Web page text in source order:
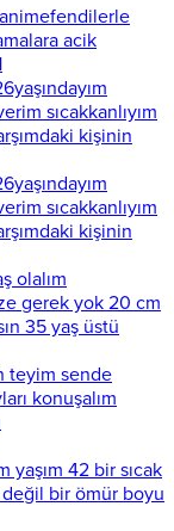
acik
sıcakkanlıyım
kişinin
sıcakkanlıyım
kişinin
olalım
gerek yok 20 cm
35 yaş üstü
teyim sende
konuşalım
yaşım 42 bir sıcak
bir ömür boyu